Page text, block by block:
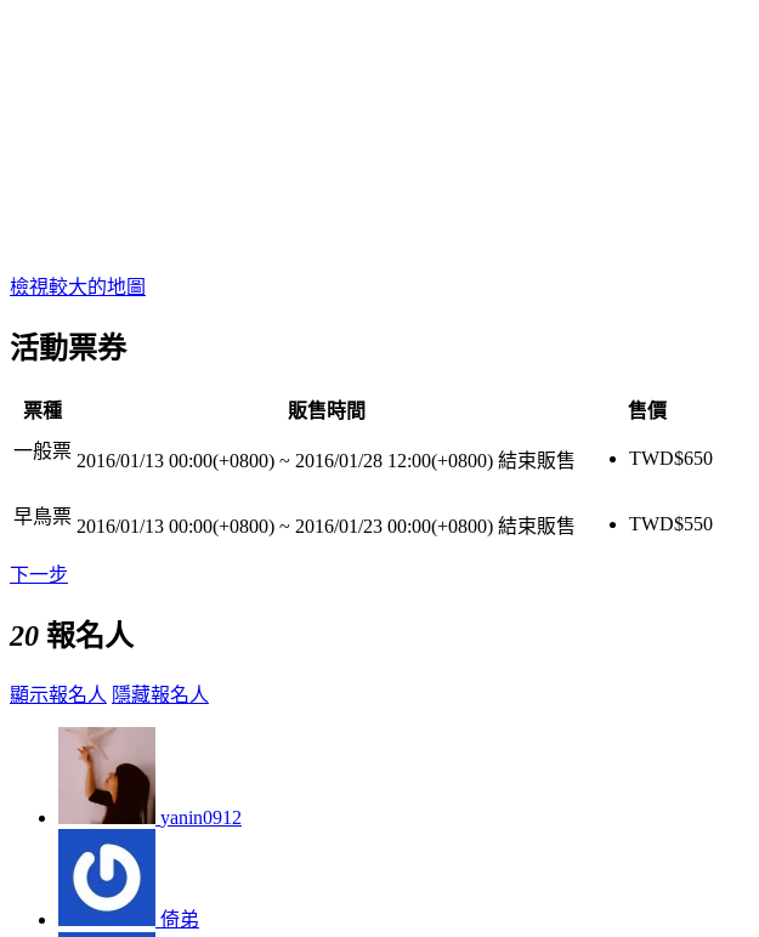
檢視較大的地圖
活動票券
票種 販售時間
售價
一般票 2016/01/13 00:00(+0800) ~ 2016/01/28 12:00(+0800) 結束販售 TWD$650
早鳥票 2016/01/13 00:00(+0800) ~ 2016/01/23 00:00(+0800) 結束販售 TWD$550
下一步
20 報名人
顯示報名人 隱藏報名人
yanin0912
倚弟